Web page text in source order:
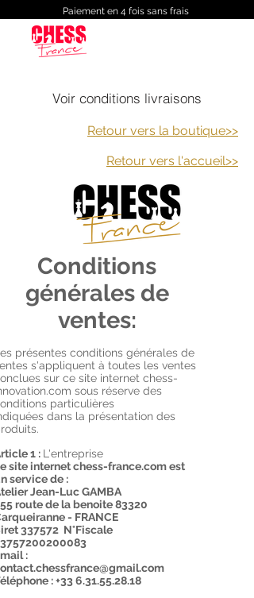
Paiement en 4 fois sans frais
Voir conditions livraisons
Retour vers la boutique>>
Retour vers l'accueil>>
Conditions
générales de
ventes:
présentes conditions générales de
s'appliquent à toutes les ventes
sur ce site internet chess-
sous réserve des
particulières
dans la présentation des
1 : L'entreprise
site internet chess-france.com est
service de :
Jean-Luc GAMBA
route de la benoite 83320
- FRANCE
337572 N°Fiscale
:
:+33 6.31.55.28.18